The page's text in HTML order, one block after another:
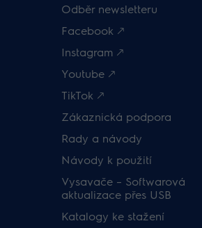
Odběr newsletteru
Facebook 🡕
Instagram 🡕
Youtube 🡕
TikTok 🡕
Zákaznická podpora
Rady a návody
Návody k použití
Vysavače – Softwarová
aktualizace přes USB
Katalogy ke stažení